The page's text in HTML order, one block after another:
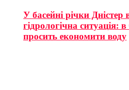
У басейні річки Дністер
гідрологічна ситуація:
просить економити воду